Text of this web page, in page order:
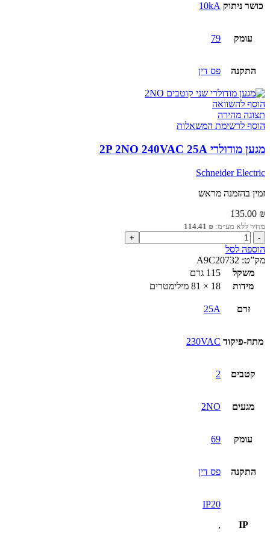
כושר ניתוק 10kA
עומק 79
התקנה פס דין
הוסף להשוואה
תצוגה מהירה
הוסף לרשימת המשאלות
מגען מודולרי 2P 2NO 240VAC 25A
Schneider Electric
זמין בהזמנה מראש
135.00 ₪
מחיר ללא מע״מ: 114.41 ₪
כמות
של
מגען
מודולרי
2P
2NO
25A
הוספה לסל
מק”ט: A9C20732
משקל
115 גרם
מידות
18 × 81 מילימטרים
זרם 25A
מתח-פיקוד 230VAC
קטבים 2
מגעים 2NO
עומק 69
התקנה פס דין
IP
IP20
,